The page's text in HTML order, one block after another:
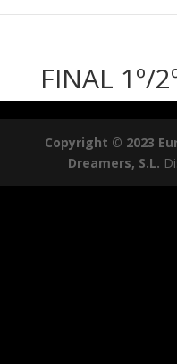
FINAL 1º/
Copyright © 2023
Dreamers, S.L.